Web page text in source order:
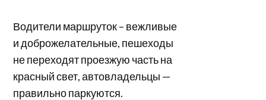
Водители маршруток – вежливые
и доброжелательные, пешеходы
не переходят проезжую часть на
красный свет, автовладельцы —
правильно паркуются.